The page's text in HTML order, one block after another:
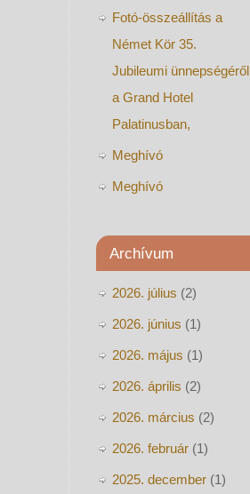
Fotó-összeállítás a
Német Kör 35.
Jubileumi ünnepségéről
a Grand Hotel
Palatinusban,
Meghívó
Meghívó
Archívum
2026. július (2)
2026. június (1)
2026. május (1)
2026. április (2)
2026. március (2)
2026. február (1)
2025. december (1)